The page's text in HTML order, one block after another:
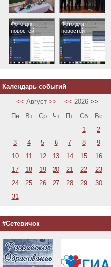
Фото для
новостей
Фото для
новостей
Календарь событий
<< Август >> << 2026 >>
Пн
Вт Ср Чт Пт Сб
Вс
1
2
3
4 5 6 7 8
9
10
11 12 13 14 15
16
17
18 19 20 21 22
23
24
25 26 27 28 29
30
31
#Сетевичок